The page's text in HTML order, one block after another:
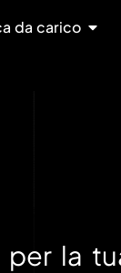
da carico
la